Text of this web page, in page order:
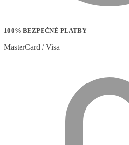
100% BEZPEČNÉ PLATBY
MasterCard / Visa